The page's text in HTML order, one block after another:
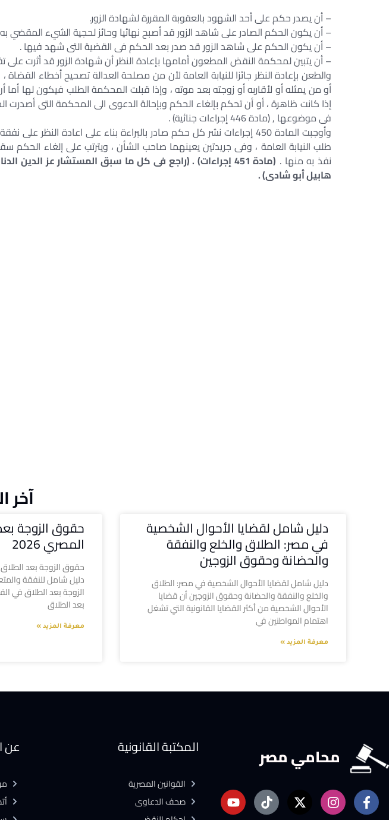
– أن يصدر حكم على أحد الشهود بالعقوبة المقررة لشهادة الزور.
– أن يكون الحكم الصادر على شاهد الزور قد أصبح نهائيا وحائز لحجية الشيء المقضي
– أن يكون الحكم على شاهد الزور قد صدر بعد الحكم فى القضية التى شهد فيها .
– أن يتبين لمحكمة النقض المطعون أمامها بإعادة النظر أن شهادة الزور قد أثرت على
والطعن بإعادة النظر جائزا للنيابة العامة لأن من مصلحة العدالة تصحيح أخطاء
أو من يمثله أو لأقاربه أو زوجته بعد موته ، وإذا قبلت المحكمة الطلب فيكون لها أما
إذا كانت ظاهرة ، أو أن تحكم بإلغاء الحكم وبإحالة الدعوى الى المحكمة التى
فى موضوعها , (مادة 446 إجراءات جنائية) .
وأوجبت المادة 450 إجراءات نشر كل حكم صادر بالبراءة بناء على اعادة النظر
طلب النيابة العامة ، وفى جريدتين يعينهما صاحب الشأن ، ويترتب على إلغاء
نفذ به منها .
(مادة 451 إجراءات) . (راجع فى كل ما سبق المستشار عز
هابيل أبو شادى) .
آخر
دليل شامل لقضايا الأحوال الشخصية
في مصر: الطلاق والخلع والنفقة
والحضانة وحقوق الزوجين
دليل شامل لقضايا الأحوال الشخصية في مصر: الطلاق
والخلع والنفقة والحضانة وحقوق الزوجين أن قضايا
الأحوال الشخصية من أكثر القضايا القانونية التي تشغل
اهتمام المواطنين في
معرفة المزيد »
حقوق الزوجة
المصري 2026
دليل شامل للنفقة
الزوجة بعد الطلاق في
بعد الطلاق
معرفة المزيد »
محامي مصر المكتبة القانونية
القوانين المصرية
صحف الدعاوى
عن